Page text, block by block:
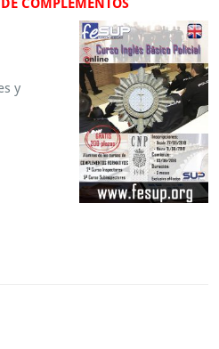
COMPLEMENTOS
y